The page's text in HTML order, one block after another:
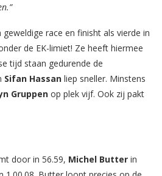
race en finisht als vierde in
de EK-limiet! Ze heeft hiermee
tijd staan gedurende de
Sifan Hassan liep sneller. Minstens
Gruppen op plek vijf. Ook zij pakt
door in 56.59, Michel Butter in